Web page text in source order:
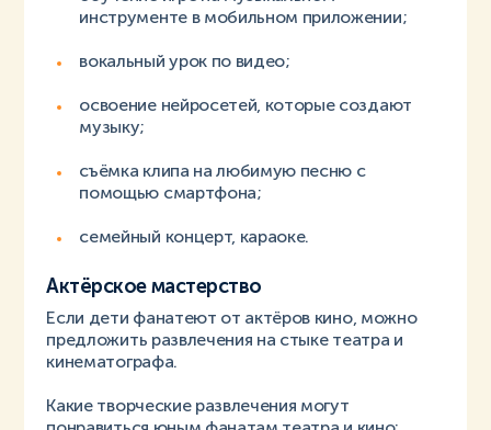
инструменте в мобильном приложении;
вокальный урок по видео;
освоение нейросетей, которые создают
музыку;
съёмка клипа на любимую песню с
помощью смартфона;
семейный концерт, караоке.
Актёрское мастерство
Если дети фанатеют от актёров кино, можно
предложить развлечения на стыке театра и
кинематографа.
Какие творческие развлечения могут